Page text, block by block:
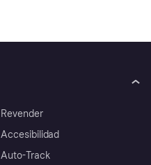
Revender
Accesibilidad
Auto-Track